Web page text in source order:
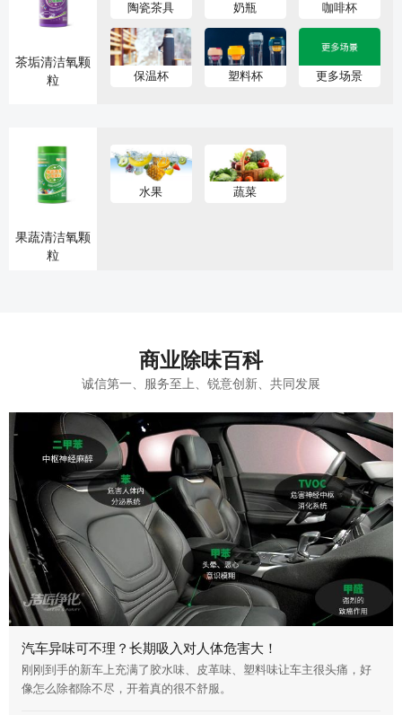
茶垢清洁氧颗
粒
陶瓷茶具 奶瓶 咖啡杯
保温杯 塑料杯 更多场景
果蔬清洁氧颗
粒
水果 蔬菜
商业除味百科
诚信第一、服务至上、锐意创新、共同发展
汽车异味可不理？长期吸入对人体危害大！
刚刚到手的新车上充满了胶水味、皮革味、塑料味让车主很头痛，好
像怎么除都除不尽，开着真的很不舒服。